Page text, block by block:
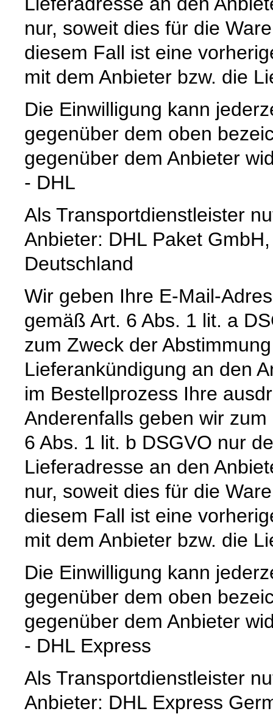
nur, soweit dies für die
diesem Fall ist eine
mit dem Anbieter bzw. die
Die Einwilligung kann
gegenüber dem oben
gegenüber dem Anbieter
- DHL
Als Transportdienstleister
Anbieter: DHL Paket
Deutschland
Wir geben Ihre E-Mail-
gemäß Art. 6 Abs. 1 lit. a
zum Zweck der
Lieferankündigung an den
im Bestellprozess Ihre
Anderenfalls geben wir
6 Abs. 1 lit. b DSGVO nur
Lieferadresse an den
nur, soweit dies für die
diesem Fall ist eine
mit dem Anbieter bzw. die
Die Einwilligung kann
gegenüber dem oben
gegenüber dem Anbieter
- DHL Express
Als Transportdienstleister
Anbieter: DHL Express